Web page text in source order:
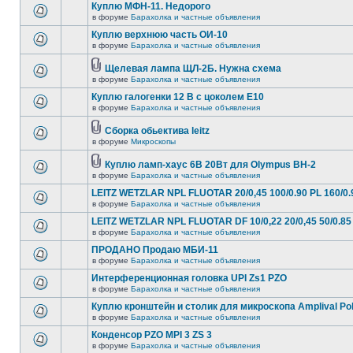
Куплю МФН-11. Недорого
в форуме Барахолка и частные объявления
Куплю верхнюю часть ОИ-10
в форуме Барахолка и частные объявления
Щелевая лампа ЩЛ-2Б. Нужна схема
в форуме Барахолка и частные объявления
Куплю галогенки 12 В с цоколем Е10
в форуме Барахолка и частные объявления
Сборка обьектива leitz
в форуме Микроскопы
Куплю ламп-хаус 6В 20Вт для Olympus BH-2
в форуме Барахолка и частные объявления
LEITZ WETZLAR NPL FLUOTAR 20/0,45 100/0.90 PL 160/
в форуме Барахолка и частные объявления
LEITZ WETZLAR NPL FLUOTAR DF 10/0,22 20/0,45 50/
в форуме Барахолка и частные объявления
ПРОДАНО Продаю МБИ-11
в форуме Барахолка и частные объявления
Интерференционная головка UPI Zs1 PZO
в форуме Барахолка и частные объявления
Куплю кронштейн и столик для микроскопа Amplival Pol
в форуме Барахолка и частные объявления
Конденсор PZO MPI 3 ZS 3
в форуме Барахолка и частные объявления